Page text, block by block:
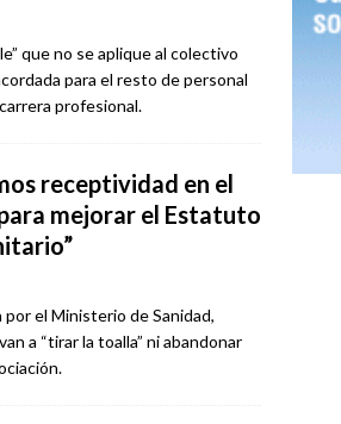
que no se aplique al colectivo
para el resto de personal
profesional.
receptividad en el
mejorar el Estatuto
el Ministerio de Sanidad,
a “tirar la toalla” ni abandonar